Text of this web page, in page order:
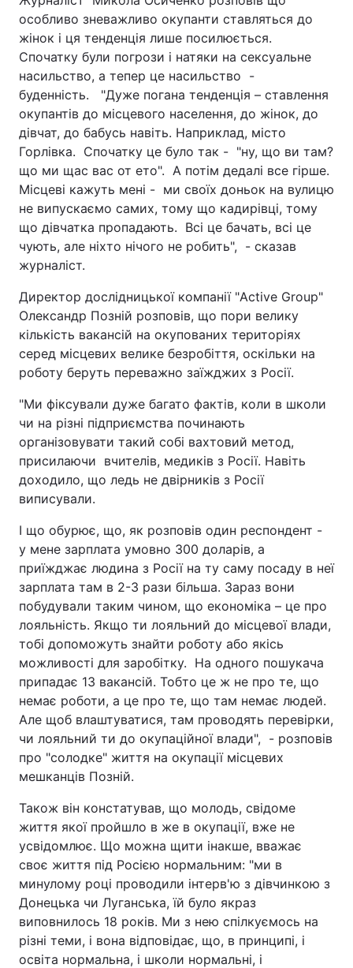
особливо зневажливо окупанти ставляться до
жінок і ця тенденція лише посилюється.
Спочатку були погрози і натяки на сексуальне
насильство, а тепер це насильство -
буденність. "Дуже погана тенденція – ставлення
окупантів до місцевого населення, до жінок, до
дівчат, до бабусь навіть. Наприклад, місто
Горлівка. Спочатку це було так - "ну, що ви там?
що ми щас вас от ето". А потім дедалі все гірше.
Місцеві кажуть мені - ми своїх доньок на вулицю
не випускаємо самих, тому що кадирівці, тому
що дівчатка пропадають. Всі це бачать, всі це
чують, але ніхто нічого не робить", - сказав
журналіст.
Директор дослідницької компанії "Active Group"
Олександр Позній розповів, що пори велику
кількість вакансій на окупованих територіях
серед місцевих велике безробіття, оскільки на
роботу беруть переважно заїжджих з Росії.
"Ми фіксували дуже багато фактів, коли в школи
чи на різні підприємства починають
організовувати такий собі вахтовий метод,
присилаючи вчителів, медиків з Росії. Навіть
доходило, що ледь не двірників з Росії
виписували.
І що обурює, що, як розповів один респондент -
у мене зарплата умовно 300 доларів, а
приїжджає людина з Росії на ту саму посаду в неї
зарплата там в 2-3 рази більша. Зараз вони
побудували таким чином, що економіка – це про
лояльність. Якщо ти лояльний до місцевої влади,
тобі допоможуть знайти роботу або якісь
можливості для заробітку. На одного пошукача
припадає 13 вакансій. Тобто це ж не про те, що
немає роботи, а це про те, що там немає людей.
Але щоб влаштуватися, там проводять перевірки,
чи лояльний ти до окупаційної влади", - розповів
про "солодке" життя на окупації місцевих
мешканців Позній.
Також він констатував, що молодь, свідоме
життя якої пройшло в же в окупації, вже не
усвідомлює. Що можна щити інакше, вважає
своє життя під Росією нормальним: "ми в
минулому році проводили інтерв'ю з дівчинкою з
Донецька чи Луганська, їй було якраз
виповнилось 18 років. Ми з нею спілкуємось на
різні теми, і вона відповідає, що, в принципі, і
освіта нормальна, і школи нормальні, і